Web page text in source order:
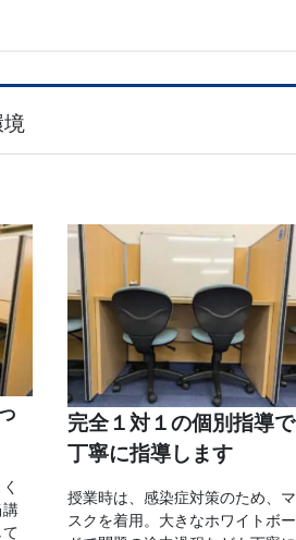
完全１対１の個別指導で
丁寧に指導します
授業時は、感染症対策のため、マ
スクを着用。大きなホワイトボー